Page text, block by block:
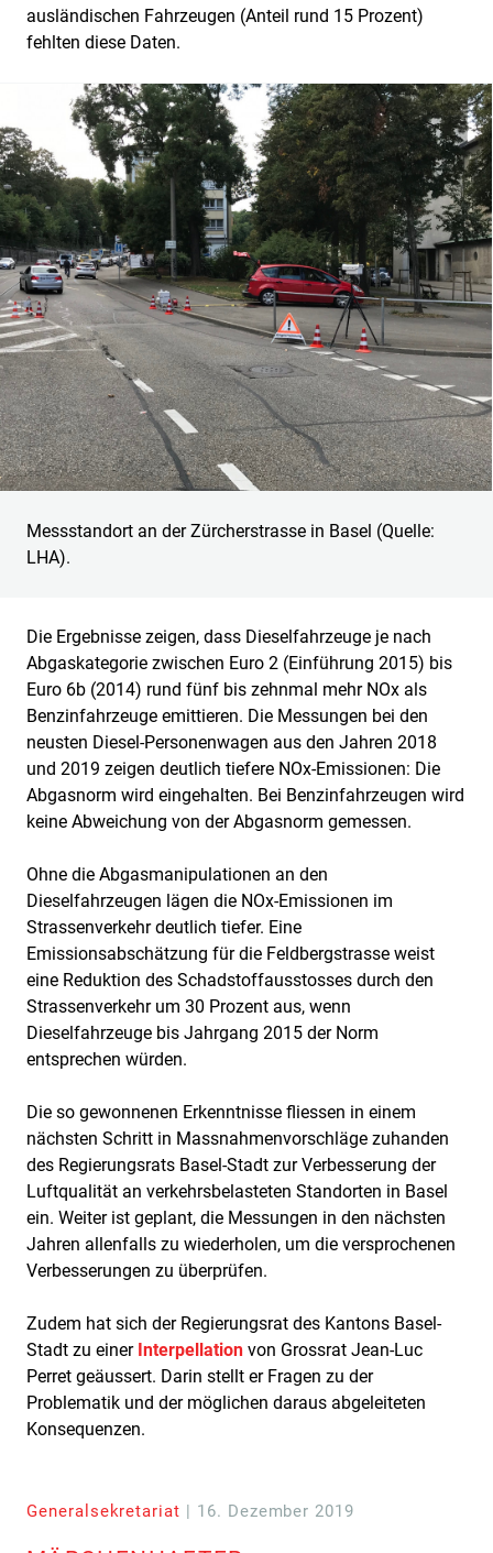
ausländischen Fahrzeugen (Anteil rund 15 Prozent)
fehlten diese Daten.
Messstandort an der Zürcherstrasse in Basel (Quelle:
LHA).
Die Ergebnisse zeigen, dass Dieselfahrzeuge je nach
Abgaskategorie zwischen Euro 2 (Einführung 2015) bis
Euro 6b (2014) rund fünf bis zehnmal mehr NOx als
Benzinfahrzeuge emittieren. Die Messungen bei den
neusten Diesel-Personenwagen aus den Jahren 2018
und 2019 zeigen deutlich tiefere NOx-Emissionen: Die
Abgasnorm wird eingehalten. Bei Benzinfahrzeugen wird
keine Abweichung von der Abgasnorm gemessen.
Ohne die Abgasmanipulationen an den
Dieselfahrzeugen lägen die NOx-Emissionen im
Strassenverkehr deutlich tiefer. Eine
Emissionsabschätzung für die Feldbergstrasse weist
eine Reduktion des Schadstoffausstosses durch den
Strassenverkehr um 30 Prozent aus, wenn
Dieselfahrzeuge bis Jahrgang 2015 der Norm
entsprechen würden.
Die so gewonnenen Erkenntnisse fliessen in einem
nächsten Schritt in Massnahmenvorschläge zuhanden
des Regierungsrats Basel-Stadt zur Verbesserung der
Luftqualität an verkehrsbelasteten Standorten in Basel
ein. Weiter ist geplant, die Messungen in den nächsten
Jahren allenfalls zu wiederholen, um die versprochenen
Verbesserungen zu überprüfen.
Zudem hat sich der Regierungsrat des Kantons Basel-
Stadt zu einer Interpellation von Grossrat Jean-Luc
Perret geäussert. Darin stellt er Fragen zu der
Problematik und der möglichen daraus abgeleiteten
Konsequenzen.
Generalsekretariat | 16. Dezember 2019